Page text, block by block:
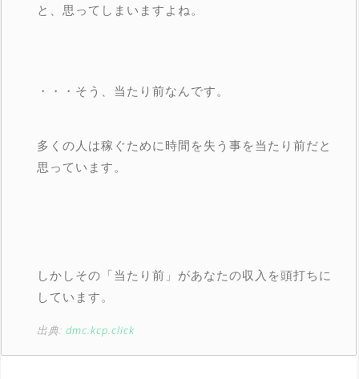
と、思ってしまいますよね。
・・・そう、当たり前なんです。
多くの人は稼ぐために時間を失う事を当たり前だと
思っています。
しかしその「当たり前」があなたの収入を頭打ちに
しています。
出典: dmc.kcp.click